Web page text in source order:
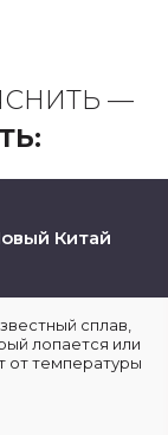
—
Китай
сплав,
лопается или
от температуры